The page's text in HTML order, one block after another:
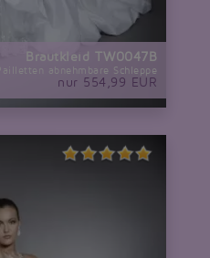
Brautkleid TW0047B
abnehmbare Schleppe
nur 554,99 EUR